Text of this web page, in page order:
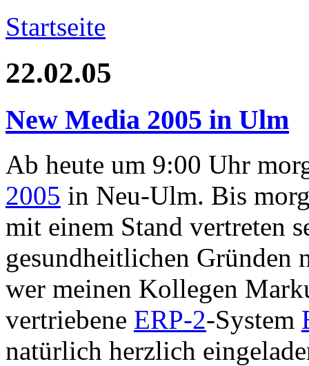
Startseite
22.02.05
New Media 2005 in Ulm
Ab heute um 9:00 Uhr
2005 in Neu-Ulm. Bis
mit einem Stand vertreten
gesundheitlichen Gründen
wer meinen Kollegen
vertriebene ERP-2-System
natürlich herzlich